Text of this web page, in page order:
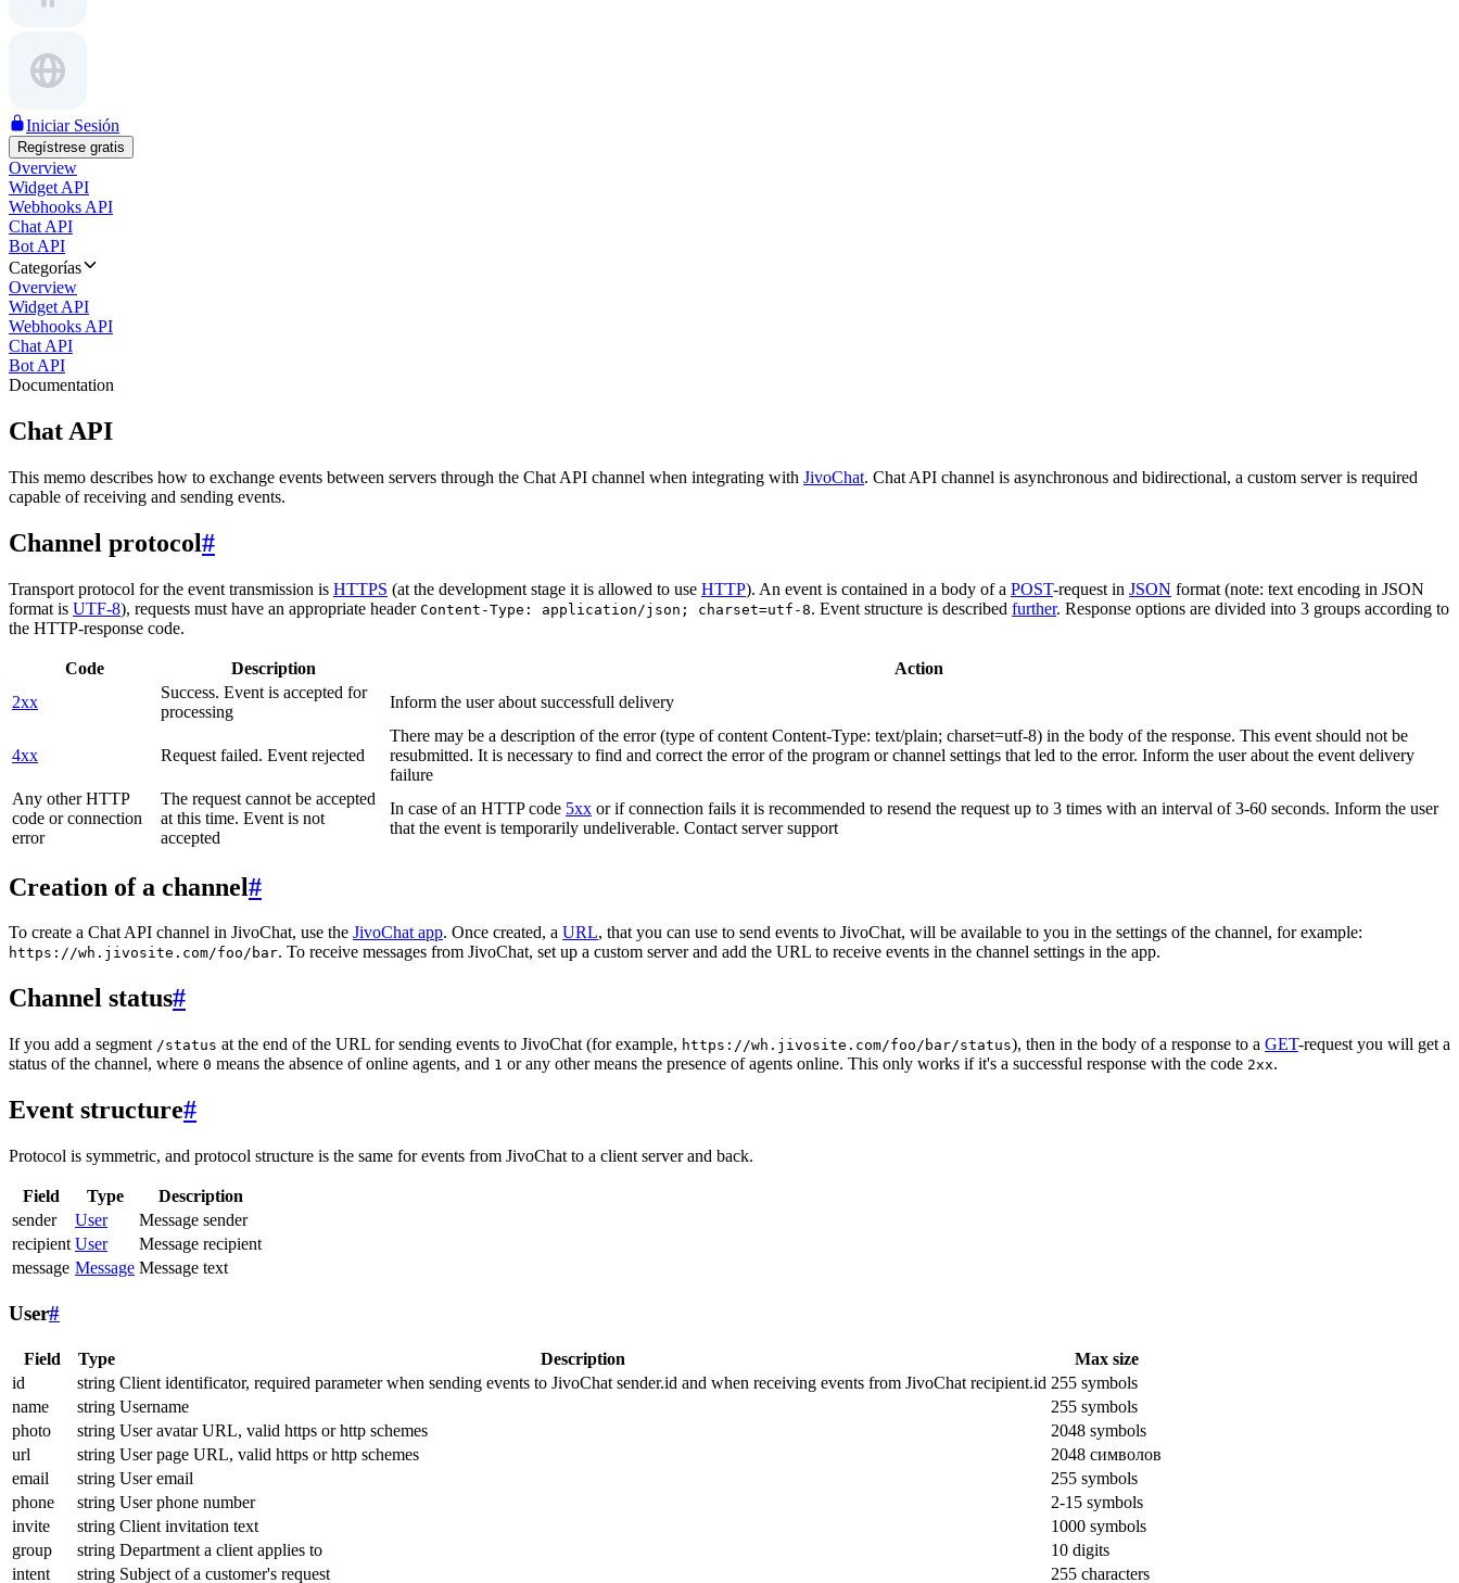
Iniciar Sesión
Regístrese gratis
Overview
Widget API
Webhooks API
Chat API
Bot API
Categorías
Overview
Widget API
Webhooks API
Chat API
Bot API
Documentation
Chat API
This memo describes how to exchange events between servers through the Chat API channel when integrating with JivoChat. Chat API channel is asynchronous and bidirectional, a custom server is required
capable of receiving and sending events.
Channel protocol#
Transport protocol for the event transmission is HTTPS (at the development stage it is allowed to use HTTP). An event is contained in a body of a POST-request in JSON format (note: text encoding in JSON
format is UTF-8), requests must have an appropriate header Content-Type: application/json; charset=utf-8. Event structure is described further. Response options are divided into 3 groups according to
the HTTP-response code.
Code Description
Action
2xx
Success. Event is accepted for
processing
Inform the user about successfull delivery
4xx Request failed. Event rejected
There may be a description of the error (type of content Content-Type: text/plain; charset=utf-8) in the body of the response. This event should not be
resubmitted. It is necessary to find and correct the error of the program or channel settings that led to the error. Inform the user about the event delivery
failure
Any other HTTP
code or connection
error
The request cannot be accepted
at this time. Event is not
accepted
In case of an HTTP code 5xx or if connection fails it is recommended to resend the request up to 3 times with an interval of 3-60 seconds. Inform the user
that the event is temporarily undeliverable. Contact server support
Creation of a channel#
To create a Chat API channel in JivoChat, use the JivoChat app. Once created, a URL, that you can use to send events to JivoChat, will be available to you in the settings of the channel, for example:
https://wh.jivosite.com/foo/bar. To receive messages from JivoChat, set up a custom server and add the URL to receive events in the channel settings in the app.
Channel status#
If you add a segment /status at the end of the URL for sending events to JivoChat (for example, https://wh.jivosite.com/foo/bar/status), then in the body of a response to a GET-request you will get a
status of the channel, where 0 means the absence of online agents, and 1 or any other means the presence of agents online. This only works if it's a successful response with the code 2xx.
Event structure#
Protocol is symmetric, and protocol structure is the same for events from JivoChat to a client server and back.
Field Type
Description
sender
User
Message sender
recipient User
Message recipient
message Message Message text
User#
Field Type Description
Max size
id
string Client identificator, required parameter when sending events to JivoChat sender.id and when receiving events from JivoChat recipient.id 255 symbols
name
string Username
255 symbols
photo
string User avatar URL, valid https or http schemes
2048 symbols
url
string User page URL, valid https or http schemes
2048 символов
email
string User email
255 symbols
phone
string User phone number
2-15 symbols
invite
string Client invitation text
1000 symbols
group
string Department a client applies to
10 digits
intent
string Subject of a customer's request 255 characters